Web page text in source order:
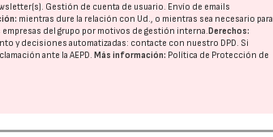
Gestión de cuenta de usuario. Envío de emails
mientras dure la relación con Ud., o mientras sea necesario para
empresas del grupo por motivos de gestión interna.Derechos:
y decisiones automatizadas: contacte con nuestro DPD . Si
ante laAEPD .Más información: Política de Protección de